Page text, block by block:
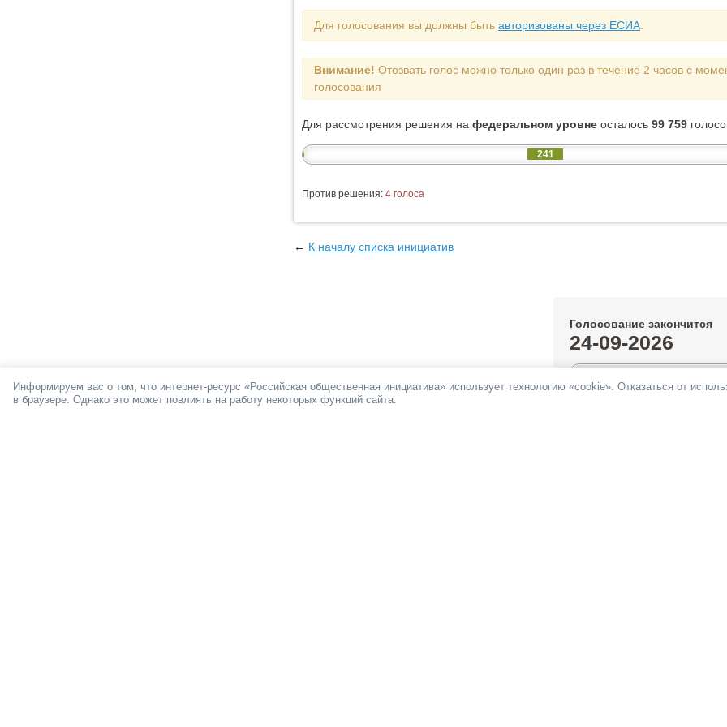
Для голосования вы должны быть авторизованы через ЕСИА
Внимание! Отозвать голос можно только один раз в течение 2 часов с
голосования
Для рассмотрения решения на федеральном уровне осталось 99 759
241
Против решения: 4 голоса
← К началу списка инициатив
Голосование закончится
24-09-2026
Информируем вас о том, что интернет-ресурс «Российская общественная инициатива» использует технологию «cookie». Отказаться от
в браузере. Однако это может повлиять на работу некоторых функций сайта.